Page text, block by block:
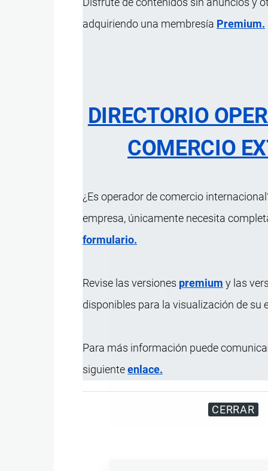
adquiriendo una membresía Premium.
DIRECTORIO
COMERCIO
¿Es operador de comercio
empresa, únicamente necesita
formulario.
Revise las versiones premium y las
disponibles para la visualización de su
Para más información puede
siguienteenlace.
CERRAR
Gorra ploma de tela drill 100%
Característica
Visera pequeña; Tafilete
Industrial para trabajo en
Miles de